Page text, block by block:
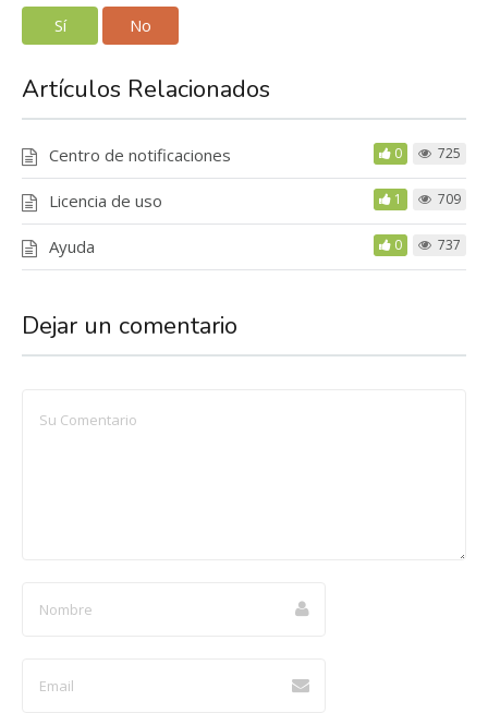
Sí No
Artículos Relacionados
Centro de notificaciones 0 725
Licencia de uso 1 709
Ayuda 0 737
Dejar un comentario